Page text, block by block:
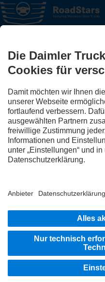
Tausche jetzt Erfahrungen mit
Truckern aus.
Steig ein
LANGUAGE
FR IT
Datenschutz Schweiz